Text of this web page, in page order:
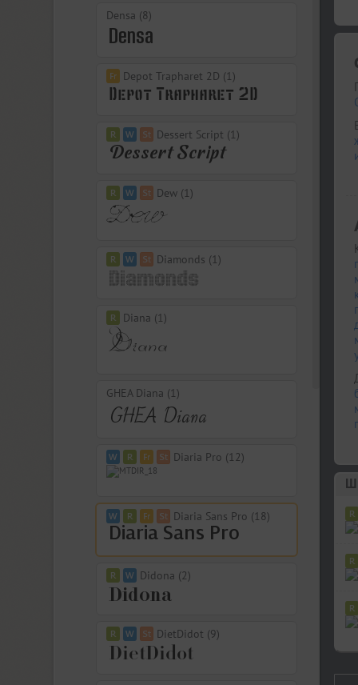
Densa (8)
Depot Trapharet 2D (1)
Dessert Script (1)
Dew (1)
Diamonds (1)
Diana (1)
GHEA Diana (1)
Diaria Pro (12)
Diaria Sans Pro (18)
Didona (2)
DietDidot (9)